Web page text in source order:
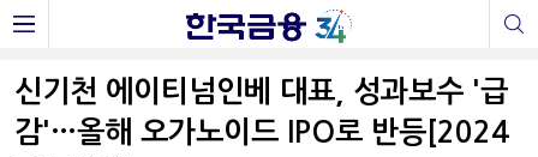
신기천 에이티넘인베 대표, 성과보수 '급
감'…올해 오가노이드 IPO로 반등[2024